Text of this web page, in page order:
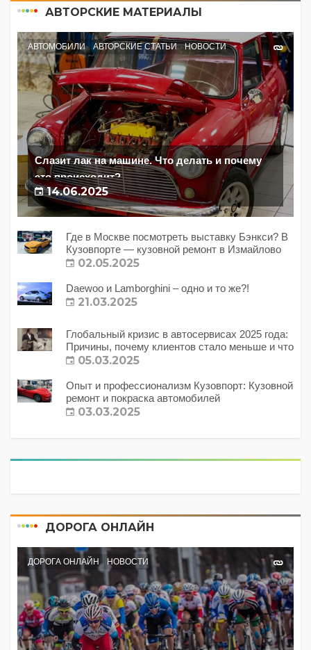
АВТОРСКИЕ МАТЕРИАЛЫ
АВТОМОБИЛИ АВТОРСКИЕ СТАТЬИ НОВОСТИ
Слазит лак на машине. Что делать и почему
это происходит?
14.06.2025
Где в Москве посмотреть выставку Бэнкси? В
Кузовпорте — кузовной ремонт в Измайлово
02.05.2025
Daewoo и Lamborghini – одно и то же?!
21.03.2025
Глобальный кризис в автосервисах 2025 года:
Причины, почему клиентов стало меньше и что
с этим делать?
05.03.2025
Опыт и профессионализм Кузовпорт: Кузовной
ремонт и покраска автомобилей
03.03.2025
ДОРОГА ОНЛАЙН
ДОРОГА ОНЛАЙН НОВОСТИ